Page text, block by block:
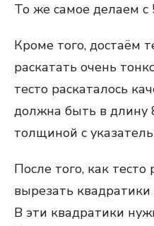
То же самое делаем
Кроме того, достаём
раскатать очень
тесто раскаталось
должна быть в длину
толщиной с
После того, как тесто
вырезать квадратики
В эти квадратики